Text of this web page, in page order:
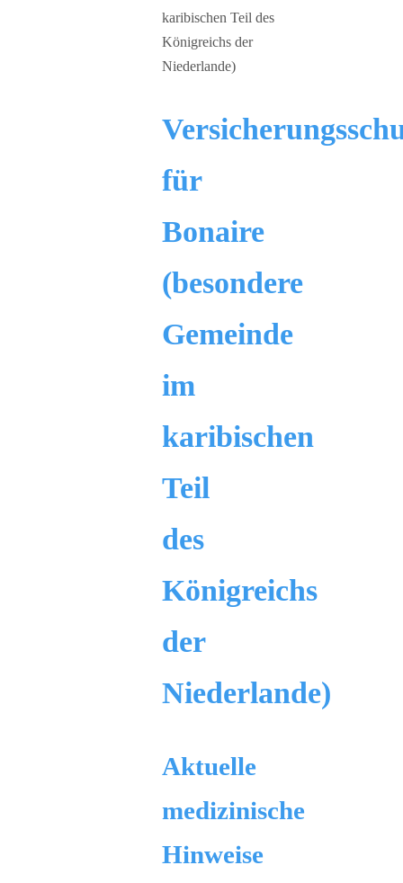
für
Bonaire
(besondere
Gemeinde
im
karibischen
Teil
des
Königreichs
der
Niederlande)
Aktuelle
medizinische
Hinweise